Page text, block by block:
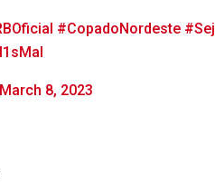
#CopadoNordeste
March 8, 2023